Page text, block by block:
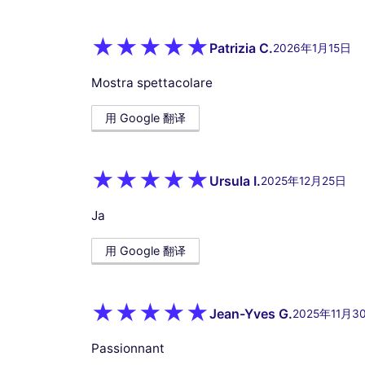
Patrizia C.2026年1月15日
Mostra spettacolare
用 Google 翻译
Ursula I.2025年12月25日
Ja
用 Google 翻译
Jean-Yves G.2025年11月
Passionnant